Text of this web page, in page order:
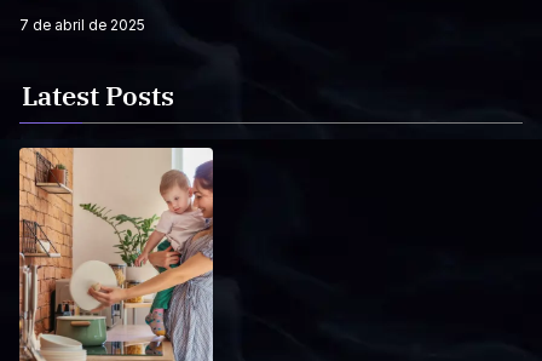
7 de abril de 2025
Latest Posts